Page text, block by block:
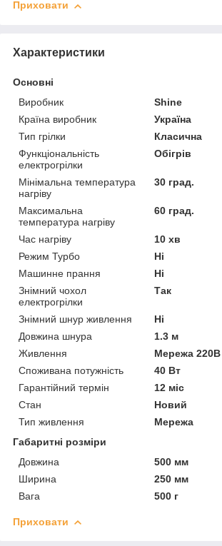
Приховати
Характеристики
Основні
Виробник
Shine
Країна виробник
Україна
Тип грілки
Класична
Функціональність
електрогрілки
Обігрів
Мінімальна температура
нагріву
30 град.
Максимальна
температура нагріву
60 град.
Час нагріву
10 хв
Режим Турбо
Ні
Машинне прання
Ні
Знімний чохол
електрогрілки
Так
Знімний шнур живлення
Ні
Довжина шнура
1.3 м
Живлення
Мережа 220В
Споживана потужність
40 Вт
Гарантійний термін
12 міс
Стан
Новий
Тип живлення
Мережа
Габаритні розміри
Довжина
500 мм
Ширина
250 мм
Вага
500 г
Приховати